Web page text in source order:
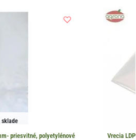
sklade
priesvitné, polyetylénové Vrecia